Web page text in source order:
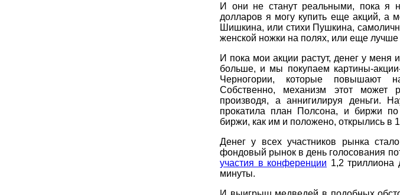
И они не станут реальными, пока я
долларов я могу купить еще акций, а
Шишкина, или стихи Пушкина,
женской ножки на полях, или еще
И пока мои акции растут, денег у
больше, и мы покупаем картины-
Черногории, которые повышают
Собственно, механизм этот может
производя, а аннигилируя деньги.
прокатила план Полсона, и биржи
биржи, как им и положено, открылись в
Денег у всех участников рынка
фондовый рынок в день голосования
участия в конференции 1,2 триллиона
минуты.